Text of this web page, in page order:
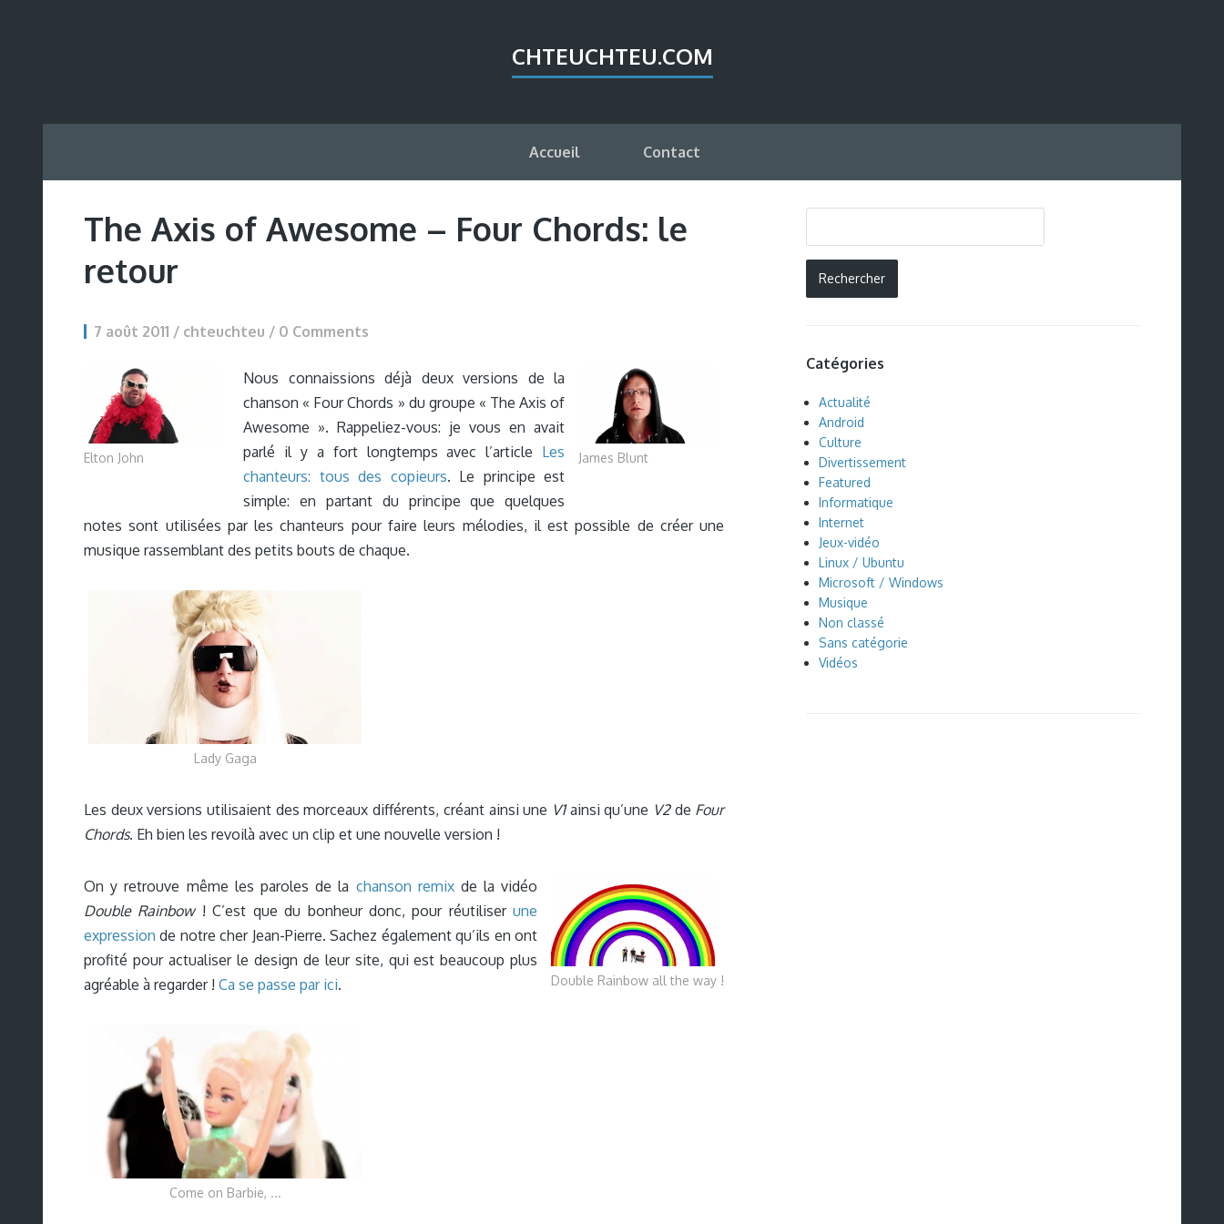
CHTEUCHTEU.COM
Accueil Contact
The Axis of Awesome – Four Chords: le
retour
7 août 2011 / chteuchteu / 0 Comments
James Blunt
Elton John
Nous connaissions déjà deux versions de la
chanson « Four Chords » du groupe « The Axis of
Awesome ». Rappeliez-vous: je vous en avait
parlé il y a fort longtemps avec l’article Les
chanteurs: tous des copieurs. Le principe est
simple: en partant du principe que quelques
notes sont utilisées par les chanteurs pour faire leurs mélodies, il est possible de créer une
musique rassemblant des petits bouts de chaque.
Lady Gaga
Les deux versions utilisaient des morceaux différents, créant ainsi une V1ainsi qu’une V2de Four
Chords. Eh bien les revoilà avec un clip et une nouvelle version !
Double Rainbow all the way !
On y retrouve même les paroles de la chanson remixde la vidéo
Double Rainbow! C’est que du bonheur donc, pour réutiliserune
expression de notre cher Jean-Pierre. Sachez également qu’ils en ont
profité pour actualiser le design de leur site, qui est beaucoup plus
agréable à regarder ! Ca se passe par ici.
Come on Barbie, ...
Catégories
Actualité
Android
Culture
Divertissement
Featured
Informatique
Internet
Jeux-vidéo
Linux / Ubuntu
Microsoft / Windows
Musique
Non classé
Sans catégorie
Vidéos